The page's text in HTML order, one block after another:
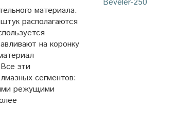
материала.
располагаются
на коронку
эти
сегментов:
режущими
Beveler-250